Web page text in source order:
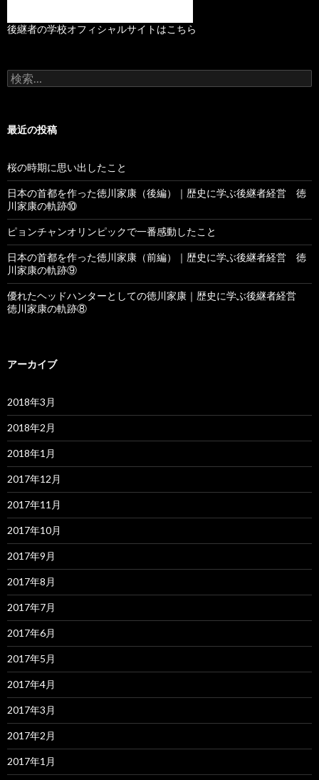
後継者の学校オフィシャルサイトはこちら
検
索
最近の投稿
桜の時期に思い出したこと
日本の首都を作った徳川家康（後編）｜歴史に学ぶ後継者経営 徳
川家康の軌跡⑩
ピョンチャンオリンピックで一番感動したこと
日本の首都を作った徳川家康（前編）｜歴史に学ぶ後継者経営 徳
川家康の軌跡⑨
優れたヘッドハンターとしての徳川家康｜歴史に学ぶ後継者経営
徳川家康の軌跡⑧
アーカイブ
2018年3月
2018年2月
2018年1月
2017年12月
2017年11月
2017年10月
2017年9月
2017年8月
2017年7月
2017年6月
2017年5月
2017年4月
2017年3月
2017年2月
2017年1月